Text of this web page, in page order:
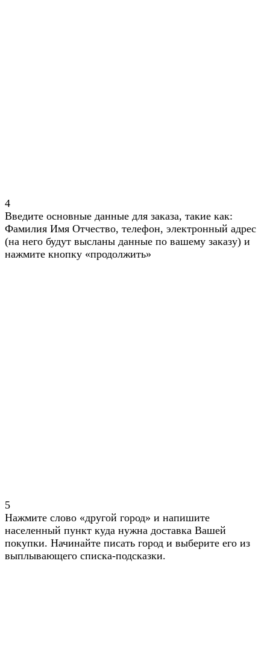
4
Введите основные данные для заказа, такие как:
Фамилия Имя Отчество, телефон, электронный адрес
(на него будут высланы данные по вашему заказу) и
нажмите кнопку «продолжить»
5
Нажмите слово «другой город» и напишите
населенный пункт куда нужна доставка Вашей
покупки. Начинайте писать город и выберите его из
выплывающего списка-подсказки.